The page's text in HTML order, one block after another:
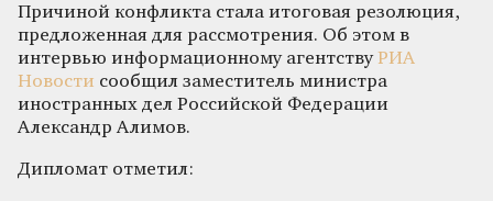
Причиной конфликта стала итоговая резолюция,
предложенная для рассмотрения. Об этом в
интервью информационному агентствуРИА
Новости сообщил заместитель министра
иностранных дел Российской Федерации
Александр Алимов.
Дипломат отметил: